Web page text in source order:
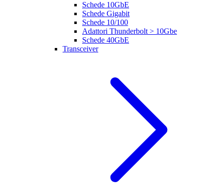
Schede 10GbE
Schede Gigabit
Schede 10/100
Adattori Thunderbolt > 10Gbe
Schede 40GbE
Transceiver